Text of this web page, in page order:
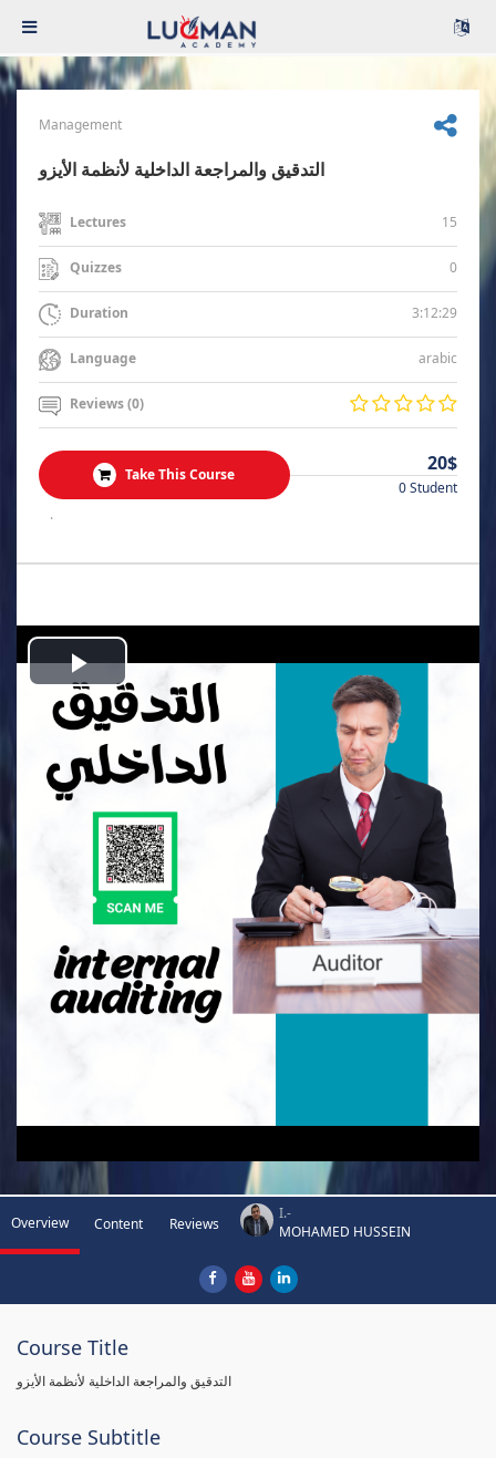
Management
التدقيق والمراجعة الداخلية لأنظمة الأيزو
Lectures 15
Quizzes 0
Duration 3:12:29
Language arabic
Reviews (0)
Take This Course 20$
0 Student
.
Play
Video
Overview Content Reviews
I.-
MOHAMED HUSSEIN
Course Title
التدقيق والمراجعة الداخلية لأنظمة الأيزو
Course Subtitle